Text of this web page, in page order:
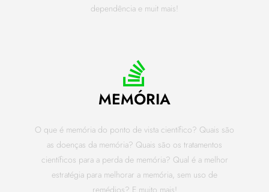
dependência e muit mais!
MEMÓRIA
O que é memória do ponto de vista científico? Quais são
as doenças da memória? Quais são os tratamentos
científicos para a perda de memória? Qual é a melhor
estratégia para melhorar a memória, sem uso de
remédios? E muito mais!